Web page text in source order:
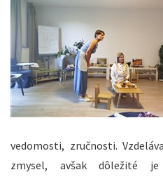
vedomosti, zručnosti.
zmysel, avšak dôležité